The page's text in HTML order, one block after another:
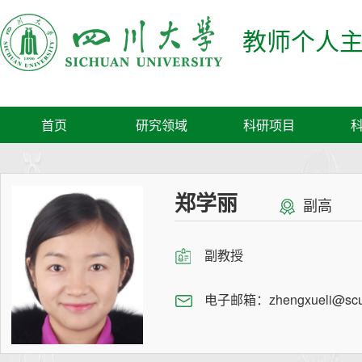
教师个人
首页 研究领域 科研项目
郑学丽 副高
副教授
电子邮箱：